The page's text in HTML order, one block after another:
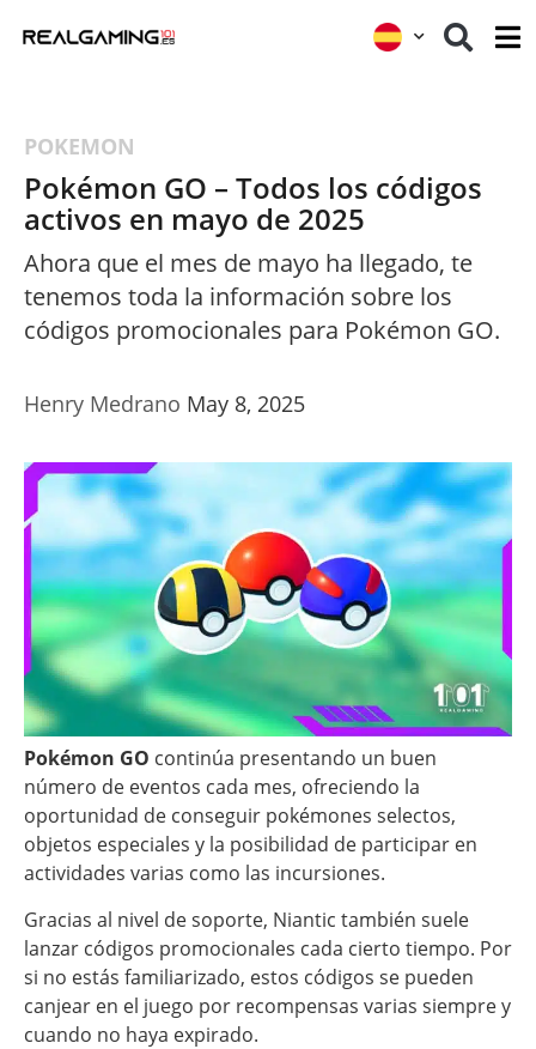
POKEMON
Pokémon GO – Todos los códigos
activos en mayo de 2025
Ahora que el mes de mayo ha llegado, te
tenemos toda la información sobre los
códigos promocionales para Pokémon GO.
Henry Medrano May 8, 2025
Pokémon GO continúa presentando un buen
número de eventos cada mes, ofreciendo la
oportunidad de conseguir pokémones selectos,
objetos especiales y la posibilidad de participar en
actividades varias como las incursiones.
Gracias al nivel de soporte, Niantic también suele
lanzar códigos promocionales cada cierto tiempo. Por
si no estás familiarizado, estos códigos se pueden
canjear en el juego por recompensas varias siempre y
cuando no haya expirado.